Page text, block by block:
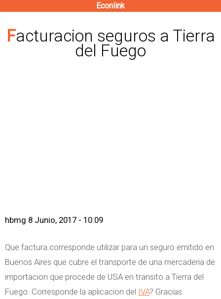
contenido
principal
Econlink
Facturacion seguros a Tierra
del Fuego
hbmg 8 Junio, 2017 - 10:09
Que factura corresponde utilizar para un seguro emitido en
Buenos Aires que cubre el transporte de una mercaderia de
importacion que procede de USA en transito a Tierra del
Fuego. Corresponde la aplicacion del IVA? Gracias.